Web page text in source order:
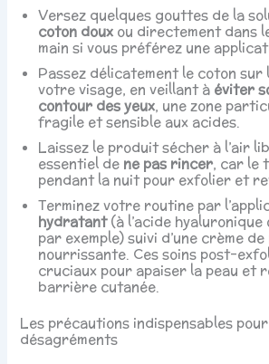
Versez quelques gouttes de la
coton doux ou directement dans
main si vous préférez une
Passez délicatement le coton sur
votre visage, en veillant à éviter
contour des yeux, une zone
fragile et sensible aux acides.
Laissez le produit sécher à l’air
essentiel de ne pas rincer, car le
pendant la nuit pour exfolier et
Terminez votre routine par
hydratant(à l’acide hyaluronique
par exemple) suivi d’une crème
nourrissante. Ces soins post-
cruciaux pour apaiser la peau et
barrière cutanée.
Les précautions indispensables
désagréments